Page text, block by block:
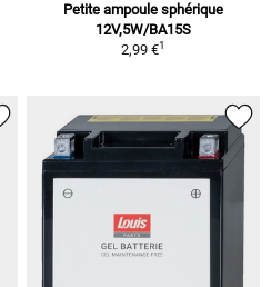
Petite ampoule sphérique
12V,5W/BA15S
2,99 €1